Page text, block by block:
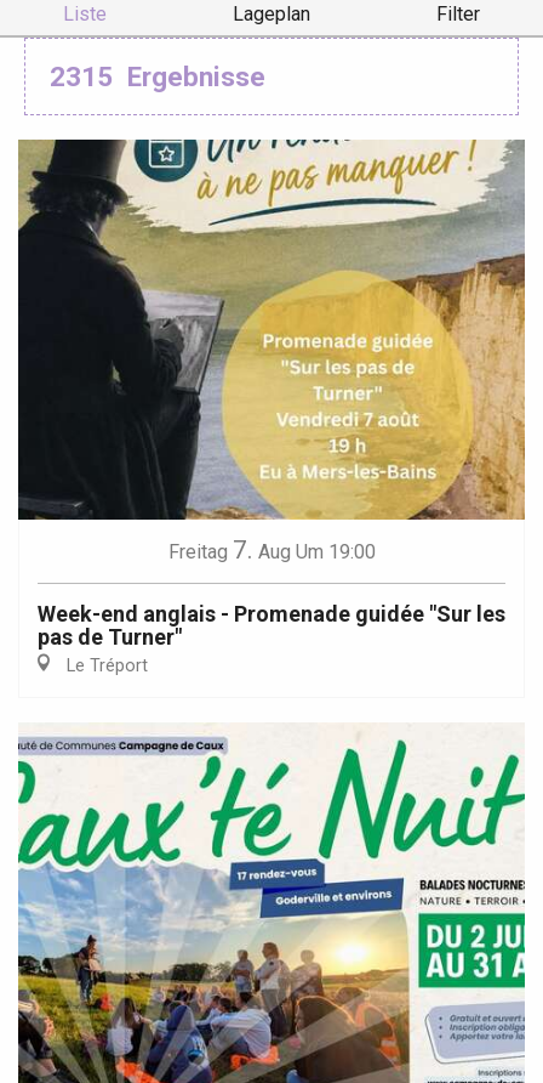
Liste Lageplan Filter
2315 Ergebnisse
Freitag 7. Aug Um 19:00
Week-end anglais - Promenade guidée "Sur les
pas de Turner"
Le Tréport